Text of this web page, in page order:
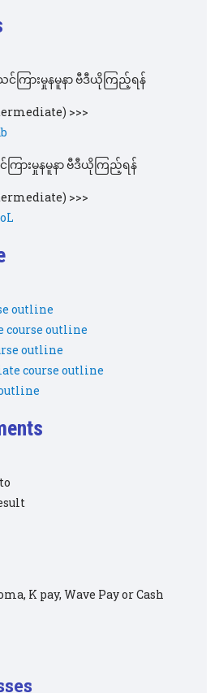
င်ကြားမှုနမူနာ ဗီဒီယိုကြည့်ရန်
>>>
ကြားမှုနမူနာ ဗီဒီယိုကြည့်ရန်
>>>
outline
outline
outline
course outline
K pay, Wave Pay or Cash